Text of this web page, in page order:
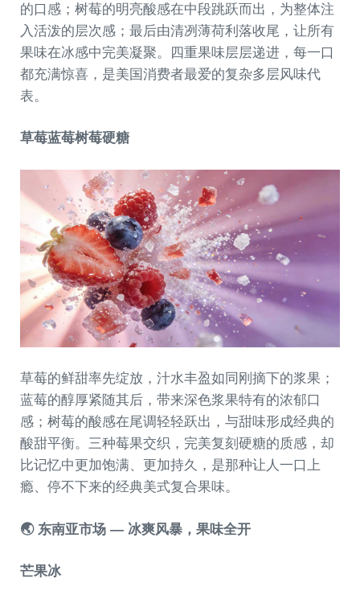
的口感；树莓的明亮酸感在中段跳跃而出，为整体注
入活泼的层次感；最后由清冽薄荷利落收尾，让所有
果味在冰感中完美凝聚。四重果味层层递进，每一口
都充满惊喜，是美国消费者最爱的复杂多层风味代
表。
草莓蓝莓树莓硬糖
草莓的鲜甜率先绽放，汁水丰盈如同刚摘下的浆果；
蓝莓的醇厚紧随其后，带来深色浆果特有的浓郁口
感；树莓的酸感在尾调轻轻跃出，与甜味形成经典的
酸甜平衡。三种莓果交织，完美复刻硬糖的质感，却
比记忆中更加饱满、更加持久，是那种让人一口上
瘾、停不下来的经典美式复合果味。
🌏 东南亚市场 — 冰爽风暴，果味全开
芒果冰